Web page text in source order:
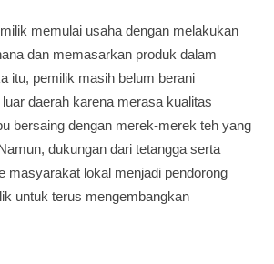
memulai usaha dengan melakukan
dan memasarkan produk dalam
itu, pemilik masih belum berani
daerah karena merasa kualitas
bersaing dengan merek-merek teh yang
dukungan dari tetangga serta
masyarakat lokal menjadi pendorong
untuk terus mengembangkan